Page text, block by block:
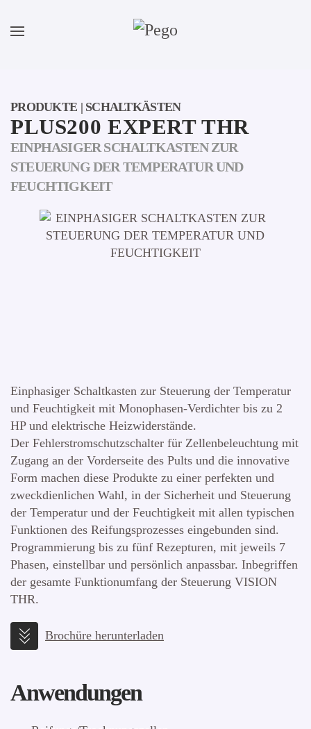
Zum Hauptinhalt springen
PRODUKTE | SCHALTKÄSTEN
PLUS200 EXPERT THR
EINPHASIGER SCHALTKASTEN ZUR
STEUERUNG DER TEMPERATUR UND
FEUCHTIGKEIT
Einphasiger Schaltkasten zur Steuerung der Temperatur
und Feuchtigkeit mit Monophasen-Verdichter bis zu 2
HP und elektrische Heizwiderstände.
Der Fehlerstromschutzschalter für Zellenbeleuchtung mit
Zugang an der Vorderseite des Pults und die innovative
Form machen diese Produkte zu einer perfekten und
zweckdienlichen Wahl, in der Sicherheit und Steuerung
der Temperatur und der Feuchtigkeit mit allen typischen
Funktionen des Reifungsprozesses eingebunden sind.
Programmierung bis zu fünf Rezepturen, mit jeweils 7
Phasen, einstellbar und persönlich anpassbar. Inbegriffen
der gesamte Funktionumfang der Steuerung VISION
THR.
Brochüre herunterladen
Anwendungen